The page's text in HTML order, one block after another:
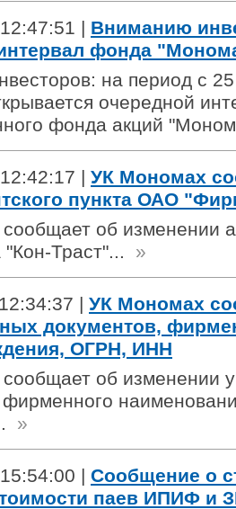
| Вниманию
фонда
на период с
очередной
фонда акций
| УК Мономах
пункта ОАО
об изменении
Траст"...
»
| УК Мономах
документов,
ОГРН, ИНН
об изменении
фирменного
»
| Сообщение о
паев ИПИФ и